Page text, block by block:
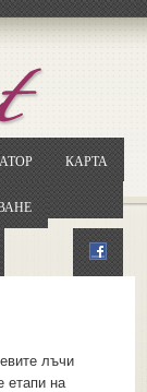
КАРТА
лъчи
етапи на